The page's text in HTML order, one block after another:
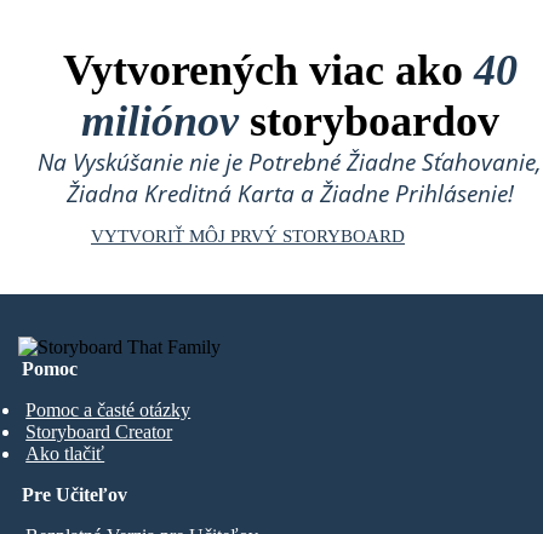
Vytvorených viac ako40
miliónovstoryboardov
Na Vyskúšanie nie je Potrebné Žiadne Sťahovanie,
Žiadna Kreditná Karta a Žiadne Prihlásenie!
VYTVORIŤ MÔJ PRVÝ STORYBOARD
Pomoc
Pomoc a časté otázky
Storyboard Creator
Ako tlačiť
Pre Učiteľov